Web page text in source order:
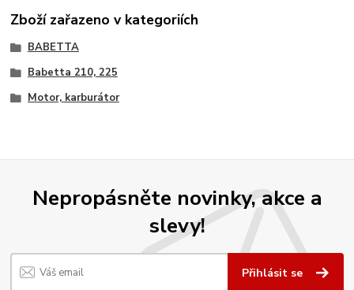
Zboží zařazeno v kategoriích
BABETTA
Babetta 210, 225
Motor, karburátor
Nepropásněte novinky, akce a
slevy!
Přihlásit se